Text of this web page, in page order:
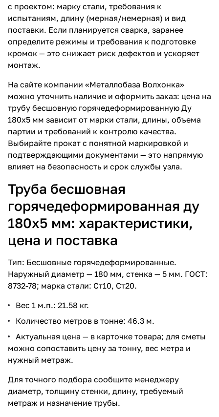
с проектом: марку стали, требования к
испытаниям, длину (мерная/немерная) и вид
поставки. Если планируется сварка, заранее
определите режимы и требования к подготовке
кромок — это снижает риск дефектов и ускоряет
монтаж.
На сайте компании «Металлобаза Волхонка»
можно уточнить наличие и оформить заказ: цена на
трубу бесшовную горячедеформированную Ду
180х5 мм зависит от марки стали, длины, объема
партии и требований к контролю качества.
Выбирайте прокат с понятной маркировкой и
подтверждающими документами — это напрямую
влияет на безопасность и срок службы узла.
Труба бесшовная
горячедеформированная ду
180х5 мм: характеристики,
цена и поставка
Тип: Бесшовные горячедеформированные.
Наружный диаметр — 180 мм, стенка — 5 мм. ГОСТ:
8732-78; марка стали: Ст10, Ст20.
Вес 1 м.п.: 21.58 кг.
Количество метров в тонне: 46.3 м.
Актуальная цена — в карточке товара; для сметы
можно сопоставить цену за тонну, вес метра и
нужный метраж.
Для точного подбора сообщите менеджеру
диаметр, толщину стенки, длину, требуемый
метраж и назначение трубы.